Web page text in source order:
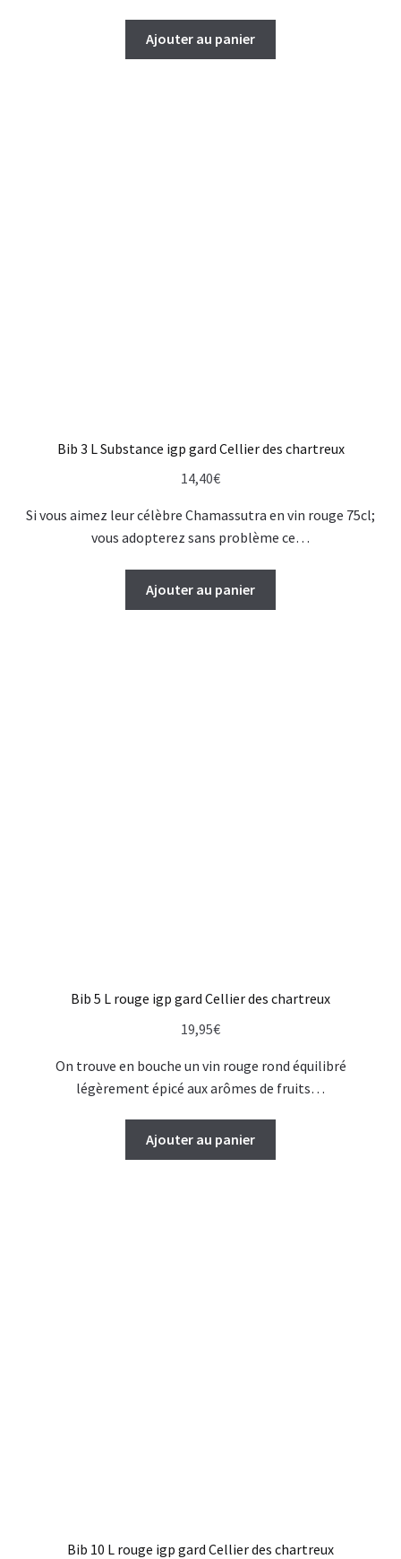
Ajouter au panier
Bib 3 L Substance igp gard Cellier des chartreux
14,40€
Si vous aimez leur célèbre Chamassutra en vin rouge 75cl;
vous adopterez sans problème ce…
Ajouter au panier
Bib 5 L rouge igp gard Cellier des chartreux
19,95€
On trouve en bouche un vin rouge rond équilibré
légèrement épicé aux arômes de fruits…
Ajouter au panier
Bib 10 L rouge igp gard Cellier des chartreux